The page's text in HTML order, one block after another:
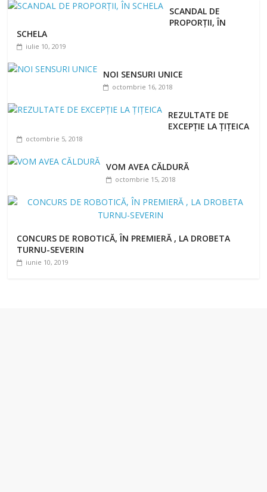
SCANDAL DE
PROPORȚII, ÎN
SCHELA
iulie 10, 2019
NOI SENSURI UNICE
octombrie 16, 2018
REZULTATE DE
EXCEPȚIE LA ȚIȚEICA
octombrie 5, 2018
VOM AVEA CĂLDURĂ
octombrie 15, 2018
CONCURS DE ROBOTICĂ, ÎN PREMIERĂ , LA DROBETA
TURNU-SEVERIN
iunie 10, 2019